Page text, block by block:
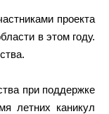
проекта
в этом году.
при поддержке
летних каникул